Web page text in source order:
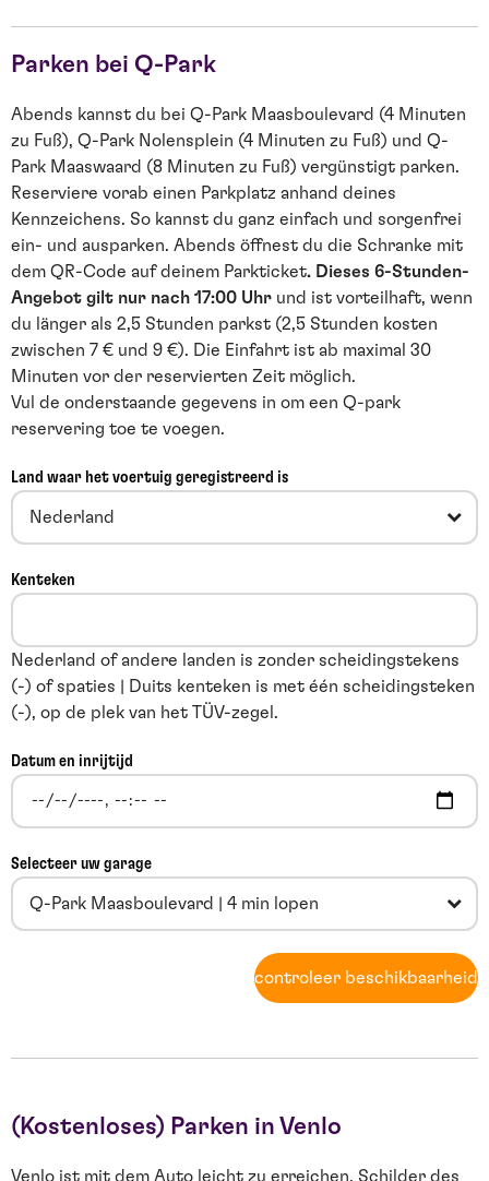
Parken bei Q-Park
Abends kannst du bei Q-Park Maasboulevard (4 Minuten
zu Fuß), Q-Park Nolensplein (4 Minuten zu Fuß) und Q-
Park Maaswaard (8 Minuten zu Fuß) vergünstigt parken.
Reserviere vorab einen Parkplatz anhand deines
Kennzeichens. So kannst du ganz einfach und sorgenfrei
ein- und ausparken. Abends öffnest du die Schranke mit
dem QR-Code auf deinem Parkticket. Dieses 6-Stunden-
Angebot gilt nur nach 17:00 Uhr und ist vorteilhaft, wenn
du länger als 2,5 Stunden parkst (2,5 Stunden kosten
zwischen 7 € und 9 €). Die Einfahrt ist ab maximal 30
Minuten vor der reservierten Zeit möglich.
Vul de onderstaande gegevens in om een Q-park
reservering toe te voegen.
Land waar het voertuig geregistreerd is
Nederland
Kenteken
Nederland of andere landen is zonder scheidingstekens
(-) of spaties | Duits kenteken is met één scheidingsteken
(-), op de plek van het TÜV-zegel.
Datum en inrijtijd
Selecteer uw garage
Q-Park Maasboulevard | 4 min lopen
controleer beschikbaarheid
(Kostenloses) Parken in Venlo
Venlo ist mit dem Auto leicht zu erreichen. Schilder des